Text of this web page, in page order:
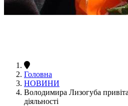
Головна
НОВИНИ
Володимира Лизогуба
діяльності